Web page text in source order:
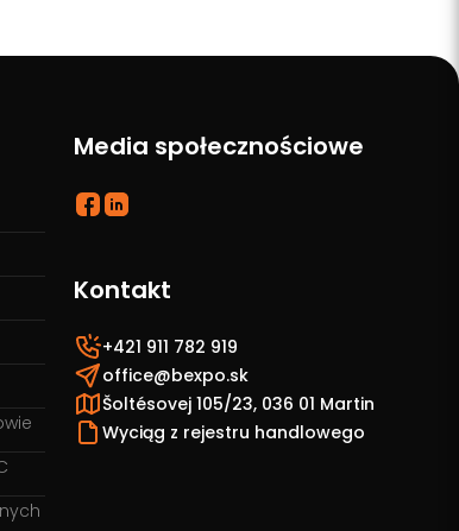
Media społecznościowe
Kontakt
+421 911 782 919
office@bexpo.sk
Šoltésovej 105/23, 036 01 Martin
Wyciąg z rejestru handlowego